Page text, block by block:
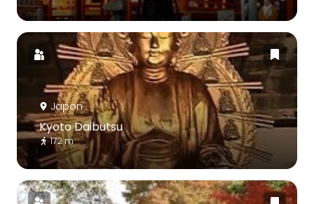
Japon
Kyoto Daibutsu
172 m